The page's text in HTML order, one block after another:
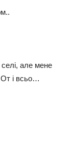
але мене
От і всьо…